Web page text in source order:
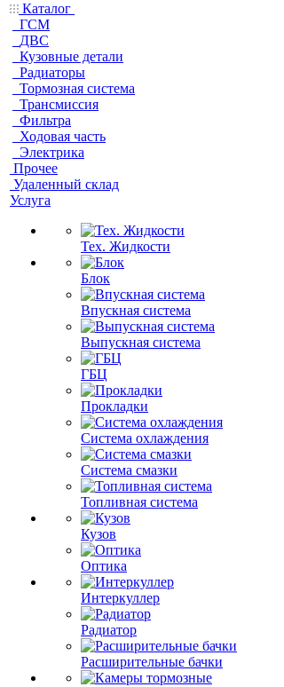
Каталог
ГСМ
ДВС
Кузовные детали
Радиаторы
Тормозная система
Трансмиссия
Фильтра
Ходовая часть
Электрика
Прочее
Удаленный склад
Услуга
Тех. Жидкости
Блок
Впускная система
Выпускная система
ГБЦ
Прокладки
Система охлаждения
Система смазки
Топливная система
Кузов
Оптика
Интеркуллер
Радиатор
Расширительные бачки